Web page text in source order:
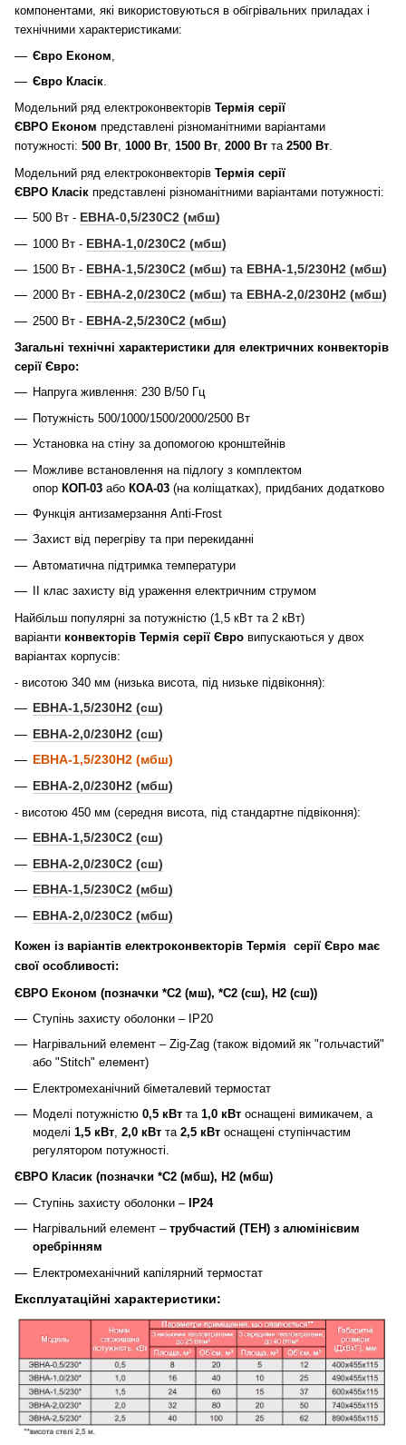
компонентами, які використовуються в обігрівальних приладах і
технічними характеристиками:
Євро Економ
Євро Класік
Модельний ряд електроконвекторів Термія серії
ЄВРО Економ представлені різноманітними варіантами
потужності: 500 Вт, 1000 Вт, 1500 Вт, 2000 Вт та 2500 Вт.
Модельний ряд електроконвекторів Термія серії
ЄВРО Класік представлені різноманітними варіантами потужності:
500 Вт - ЕВНА-0,5/230С2 (мбш)
1000 Вт - ЕВНА-1,0/230С2 (мбш)
1500 Вт - ЕВНА-1,5/230С2 (мбш) та ЕВНА-1,5/230Н2 (мбш)
2000 Вт - ЕВНА-2,0/230С2 (мбш) та ЕВНА-2,0/230Н2 (мбш)
2500 Вт - ЕВНА-2,5/230С2 (мбш)
Загальні технічні характеристики для електричних конвекторів
серії Євро:
Напруга живлення: 230 В/50 Гц
Потужність 500/1000/1500/2000/2500 Вт
Установка на стіну за допомогою кронштейнів
Можливе встановлення на підлогу з комплектом
опор КОП-03 або КОА-03 (на коліщатках), придбаних додатково
Функція антизамерзання Anti-Frost
Захист від перегріву та при перекиданні
Автоматична підтримка температури
II клас захисту від ураження електричним струмом
Найбільш популярні за потужністю (1,5 кВт та 2 кВт)
варіанти конвекторів Термія серії Євро випускаються у двох
варіантах корпусів:
- висотою 340 мм (низька висота, під низьке підвіконня):
ЕВНА-1,5/230Н2 (сш)
ЕВНА-2,0/230Н2 (сш)
ЕВНА-1,5/230Н2 (мбш)
ЕВНА-2,0/230Н2 (мбш)
- висотою 450 мм (середня висота, під стандартне підвіконня):
ЕВНА-1,5/230С2 (сш)
ЕВНА-2,0/230С2 (сш)
ЕВНА-1,5/230С2 (мбш)
ЕВНА-2,0/230С2 (мбш)
Кожен із варіантів електроконвекторів Термія серії Євро має
свої особливості:
ЄВРО Економ (позначки *C2 (мш), *С2 (сш), Н2 (сш))
Ступінь захисту оболонки – IP20
Нагрівальний елемент – Zig-Zag (також відомий як "гольчастий"
або "Stitch" елемент)
Електромеханічний біметалевий термостат
Моделі потужністю 0,5 кВт та 1,0 кВт оснащені вимикачем, а
моделі 1,5 кВт, 2,0 кВт та 2,5 кВт оснащені ступінчастим
регулятором потужності.
ЄВРО Класик (позначки *C2 (мбш), Н2 (мбш)
Ступінь захисту оболонки – ІР24
Нагрівальний елемент – трубчастий (ТЕН) з алюмінієвим
оребрінням
Електромеханічний капілярний термостат
Експлуатаційні характеристики: